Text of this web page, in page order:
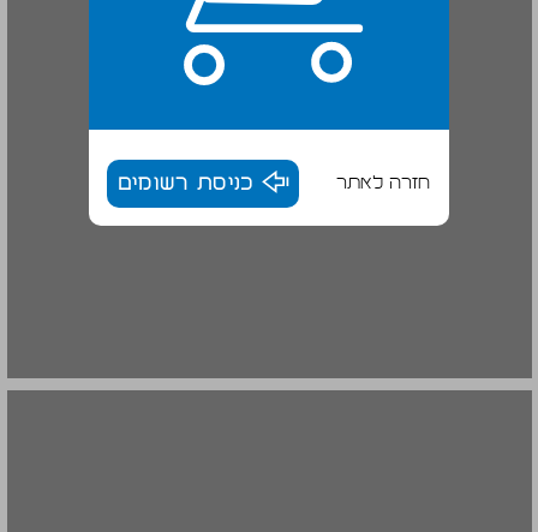
חזרה לאתר כניסת רשומים